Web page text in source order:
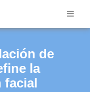
de
la